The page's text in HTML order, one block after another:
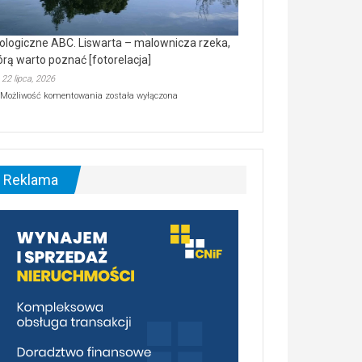
ABC. Liswarta – malownicza rzeka,
warto poznać [fotorelacja]
22 lipca, 2026
Możliwość komentowania Ekologiczne
–
malownicza
[fotorelacja]
została wyłączona
Reklama